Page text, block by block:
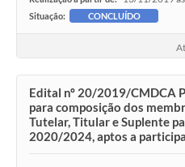
Situação: CONCLUÍDO
Edital nº 20/2019/CMDCA
para composição dos
Tutelar, Titular e Suplente
2020/2024, aptos a